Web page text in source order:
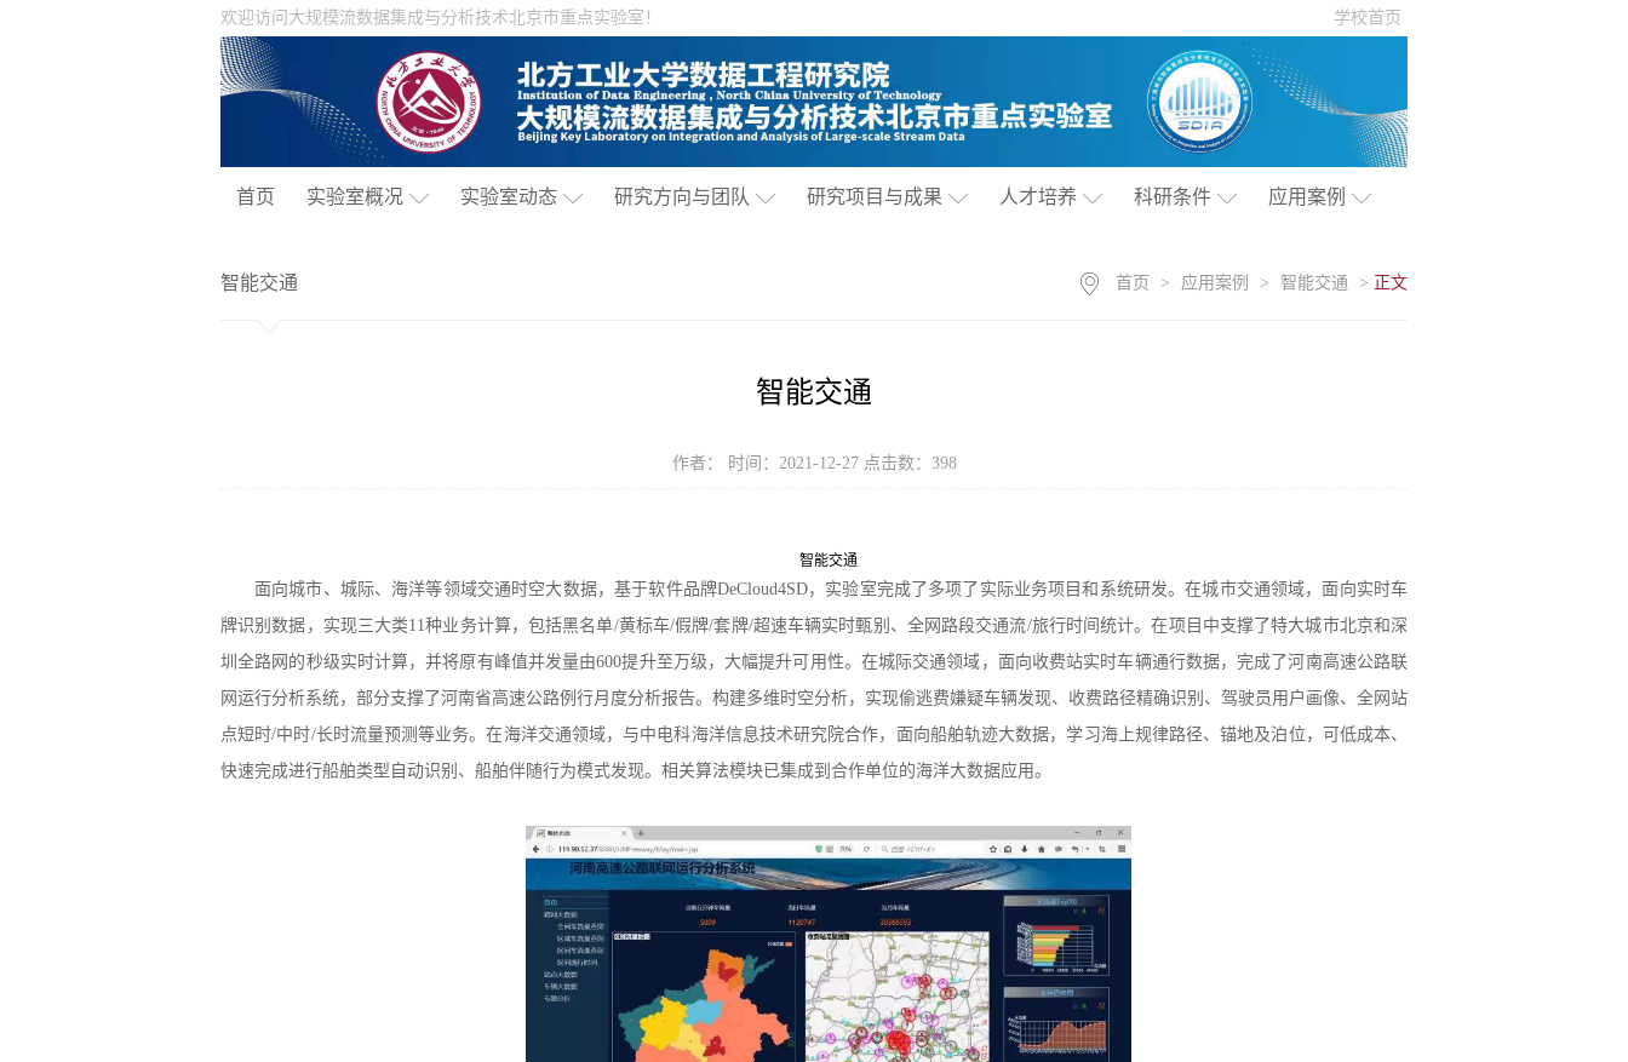
欢迎访问大规模流数据集成与分析技术北京市重点实验室！ 学校首页
首页 实验室概况 实验室动态 研究方向与团队 研究项目与成果 人才培养 科研条件 应用案例
智能交通 首页 > 应用案例 > 智能交通 > 正文
智能交通
作者： 时间：2021-12-27 点击数： 398
智能交通
面向城市、城际、海洋等领域交通时空大数据，基于软件品牌DeCloud4SD，实验室完成了多项了实际业务项目和系统研发。在城市交通领域，面向实时车
牌识别数据， 实现三大类11种业务计算，包括黑名单/黄标车/假牌/套牌/超速车辆实时甄别、全网路段交通流/旅行时间统计。在项目 中支撑了特大城市北京和深
圳全路网的秒级实时计算，并将原有峰值并发量由600提升至万级，大幅提升可用性。 在城际交通领域 ， 面向收费站实时车辆通行数据，完成了河南高速公路联
网运行分析系统，部分支撑 了河南省高速公路例行月度分析报告。构建多维时空分析， 实现偷逃费嫌疑车辆发现、收费路径精确识别、 驾驶员 用户画像、 全网 站
点短时/中时/长时流量预测等业务。在海洋交通领域，与中电科海洋信息技术研究院合作，面向船舶轨迹大数据，学习海上规律路径、锚地及泊位，可低成本、
快速完成进行船舶类型自动识别、船舶伴随行为模式发现。相关算法模块已集成到合作单位的海洋大数据应用。